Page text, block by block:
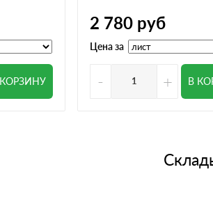
2 780 руб
Цена за
- + В